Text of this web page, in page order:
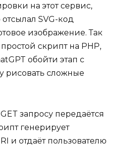
на этот сервис,
SVG-код
изображение. Так
скрипт на PHP,
обойти этап с
рисовать сложные
запросу передаётся
генерирует
и отдаёт пользователю